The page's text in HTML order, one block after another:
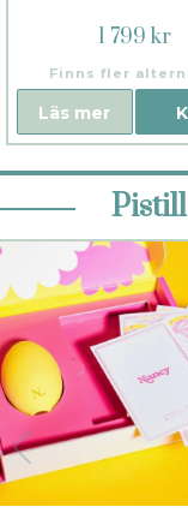
1 799 kr
Finns fler
Läs mer